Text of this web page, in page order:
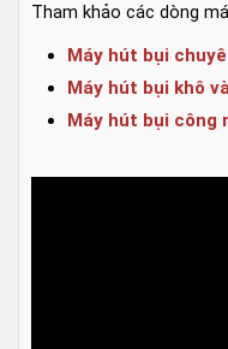
Tham khảo các dòng
Máy hút bụi
Máy hút bụi khô
Máy hút bụi công